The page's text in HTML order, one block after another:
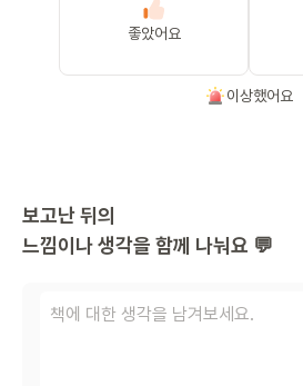
좋았어요
이상했어요
보고난 뒤의
느낌이나 생각을 함께 나눠요 💬